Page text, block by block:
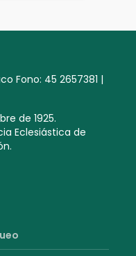
Fono: 45 2657381 |
de 1925.
Eclesiástica de